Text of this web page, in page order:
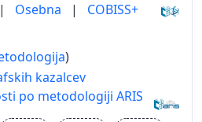
| Osebna | COBISS+
)
kazalcev
po metodologiji ARIS